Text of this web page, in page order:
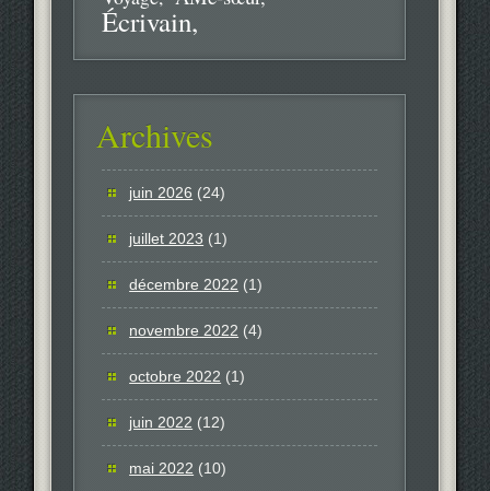
Écrivain
Archives
juin 2026 (24)
juillet 2023 (1)
décembre 2022 (1)
novembre 2022 (4)
octobre 2022 (1)
juin 2022 (12)
mai 2022 (10)